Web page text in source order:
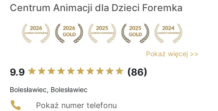
Centrum Animacji dla Dzieci Foremka
Pokaż więcej >>
9.9 (86)
Bolesławiec, Bolesławiec
Pokaż numer telefonu